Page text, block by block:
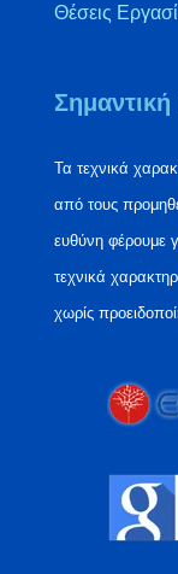
Θέσεις
Τα τεχνικά
από τους
ευθύνη φέρουμε
τεχνικά
χωρίς